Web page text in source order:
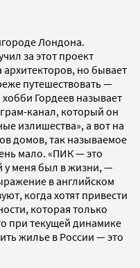
Лондона.
за этот проект
но бывает
путешествовать —
Гордеев называет
канал, который он
излишества», а вот на
домов, так называемое
мало. «ПИК — это
у меня был в жизни, —
в английском
когда хотят привести
которая только
при текущей динамике
жилье в России — это